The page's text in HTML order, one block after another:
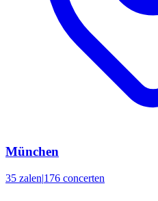
München
35 zalen|176 concerten